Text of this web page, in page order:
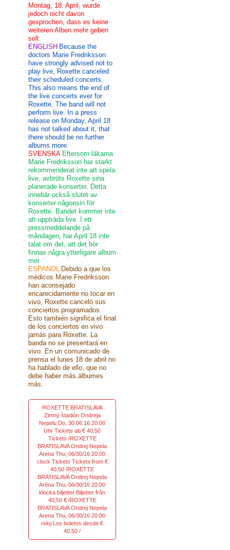
Montag, 18. April, wurde
jedoch nicht davon
gesprochen, dass es keine
weiteren Alben mehr geben
soll.
ENGLISH Because the
doctors Marie Fredriksson
have strongly advised not to
play live, Roxette canceled
their scheduled concerts.
This also means the end of
the live concerts ever for
Roxette. The band will not
perform live. In a press
release on Monday, April 18
has not talked about it, that
there should be no further
albums more.
SVENSKA Eftersom läkarna
Marie Fredriksson har starkt
rekommenderat inte att spela
live, avbröts Roxette sina
planerade konserter. Detta
innebär också slutet av
konserter någonsin för
Roxette. Bandet kommer inte
att uppträda live. I ett
pressmeddelande på
måndagen, har April 18 inte
talat om det, att det bör
finnas några ytterligare album
mer.
ESPANOL Debido a que los
médicos Marie Fredriksson
han aconsejado
encarecidamente no tocar en
vivo, Roxette canceló sus
conciertos programados.
Esto también significa el final
de los conciertos en vivo
jamás para Roxette. La
banda no se presentará en
vivo. En un comunicado de
prensa el lunes 18 de abril no
ha hablado de ello, que no
debe haber más álbumes
más.
ROXETTE BRATISLAVA
Zimný štadión Ondreja
Nepelu Do, 30.06.16 20:00
Uhr Tickets ab € 40,50
Tickets /ROXETTE
BRATISLAVA Ondrej Nepela
Arena Thu, 06/30/16 20:00
clock Tickets Tickets from €
40,50 /ROXETTE
BRATISLAVA Ondrej Nepela
Aréna Thu, 06/30/16 20:00
klocka biljetter Biljetter från
40,50 € /ROXETTE
BRATISLAVA Ondrej Nepela
Arena Thu, 06/30/16 20:00
reloj Los boletos desde €
40.50 /